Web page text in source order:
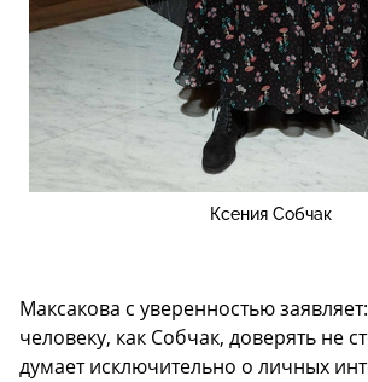
Ксения Собчак
Максакова с уверенностью
человеку, как Собчак, доверять не
думает исключительно о личных